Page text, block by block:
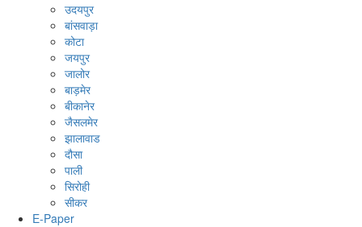
उदयपुर
बांसवाड़ा
कोटा
जयपुर
जालोर
बाड़मेर
बीकानेर
जैसलमेर
झालावाड
दौसा
पाली
सिरोही
सीकर
E-Paper